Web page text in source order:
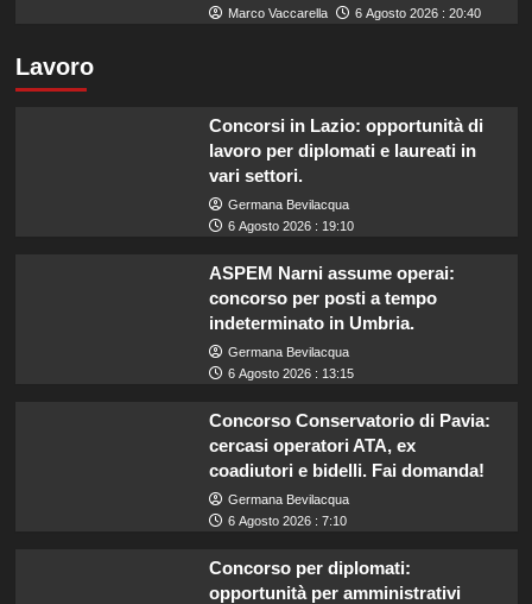
Marco Vaccarella 6 Agosto 2026 : 20:40
Lavoro
Concorsi in Lazio: opportunità di
lavoro per diplomati e laureati in
vari settori.
Germana Bevilacqua
6 Agosto 2026 : 19:10
ASPEM Narni assume operai:
concorso per posti a tempo
indeterminato in Umbria.
Germana Bevilacqua
6 Agosto 2026 : 13:15
Concorso Conservatorio di Pavia:
cercasi operatori ATA, ex
coadiutori e bidelli. Fai domanda!
Germana Bevilacqua
6 Agosto 2026 : 7:10
Concorso per diplomati:
opportunità per amministrativi